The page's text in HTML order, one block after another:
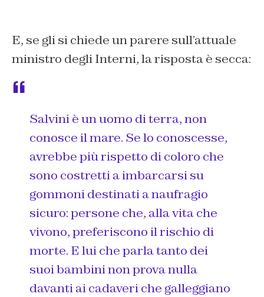
E, se gli si chiede un parere sull’attuale
ministro degli Interni, la risposta è secca:
Salvini è un uomo di terra, non
conosce il mare. Se lo conoscesse,
avrebbe più rispetto di coloro che
sono costretti a imbarcarsi su
gommoni destinati a naufragio
sicuro: persone che, alla vita che
vivono, preferiscono il rischio di
morte. E lui che parla tanto dei
suoi bambini non prova nulla
davanti ai cadaveri che galleggiano